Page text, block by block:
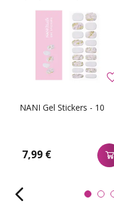
NANI Gel Stickers - 10
7,99 €